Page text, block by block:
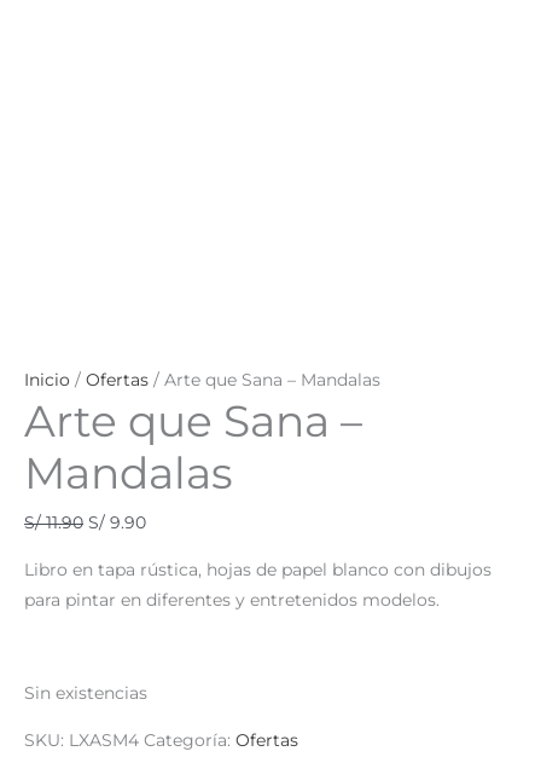
Inicio / Ofertas / Arte que Sana – Mandalas
Arte que Sana –
Mandalas
S/11.90 S/ 9.90
Libro en tapa rústica, hojas de papel blanco con dibujos
para pintar en diferentes y entretenidos modelos.
Sin existencias
SKU: LXASM4 Categoría: Ofertas